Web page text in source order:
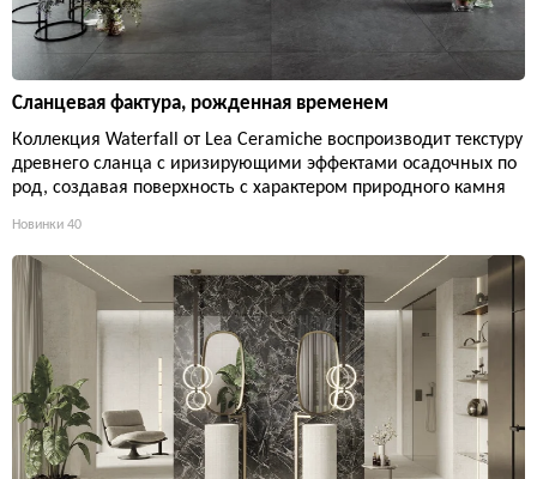
Сланцевая фактура, рожденная временем
Коллекция Waterfall от Lea Ceramiche воспроизводит текстуру
древнего сланца с иризирующими эффектами осадочных по
род, создавая поверхность с характером природного камня
Новинки 40